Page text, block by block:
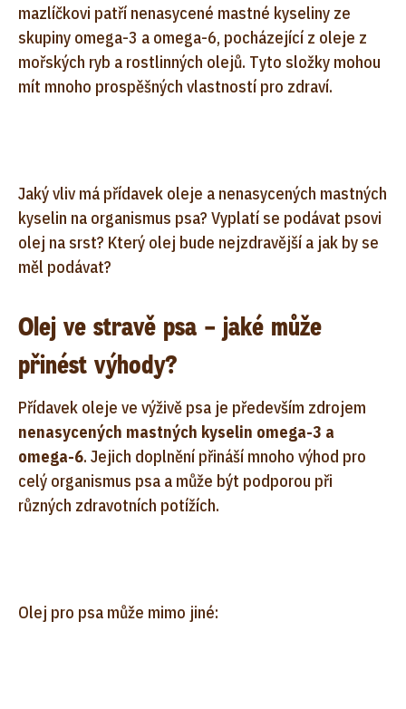
mazlíčkovi patří nenasycené mastné kyseliny ze
skupiny omega-3 a omega-6, pocházející z oleje z
mořských ryb a rostlinných olejů. Tyto složky mohou
mít mnoho prospěšných vlastností pro zdraví.
Jaký vliv má přídavek oleje a nenasycených mastných
kyselin na organismus psa? Vyplatí se podávat psovi
olej na srst? Který olej bude nejzdravější a jak by se
měl podávat?
Olej ve stravě psa – jaké může
přinést výhody?
Přídavek oleje ve výživě psa je především zdrojem
nenasycených mastných kyselin omega-3 a
omega-6. Jejich doplnění přináší mnoho výhod pro
celý organismus psa a může být podporou při
různých zdravotních potížích.
Olej pro psa může mimo jiné: